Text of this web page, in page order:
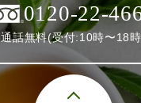
0120-22-
通話無料(受付:10時〜18